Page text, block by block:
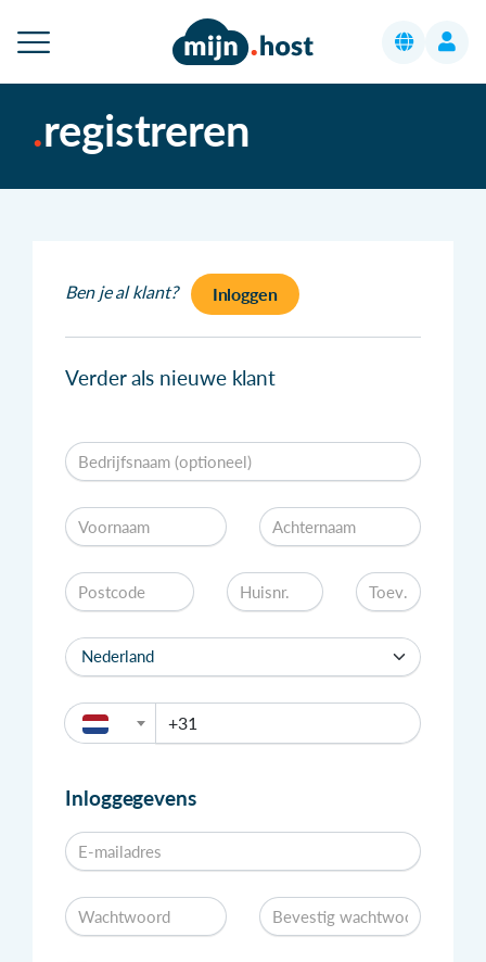
registreren
Ben je al klant? Inloggen
Verder als nieuwe klant
Inloggegevens